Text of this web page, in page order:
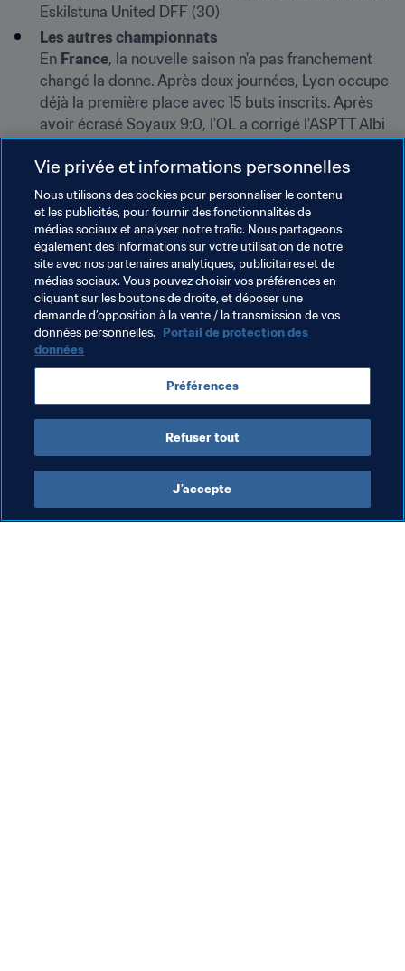
Eskilstuna United DFF (30)
Les autres championnats
En France, la nouvelle saison n'a pas franchement
changé la donne. Après deux journées, Lyon occupe
déjà la première place avec 15 buts inscrits. Après
avoir écrasé Soyaux 9:0, l'OL a corrigé l'ASPTT Albi
Fortuna Hjørring sont les seules équipes encore
invaincues. Leur duel est sommet s'est soldé par un
résultat nul (2:2). En Espagne, le FC Barcelone
(vainqueur 2:0 de la Real Sociedad) et Valence CFF
(qui a dominé la Fundacion Albacete 4:0) caracolent
en tête avec neuf points chacun.
Thèmes en lien
Denmark England France Germany
Spain Sweden USA UEFA Concacaf
Vie privée et informations personnelles
Nous utilisons des cookies pour personnaliser le contenu
et les publicités, pour fournir des fonctionnalités de
médias sociaux et analyser notre trafic. Nous partageons
également des informations sur votre utilisation de notre
site avec nos partenaires analytiques, publicitaires et de
médias sociaux. Vous pouvez choisir vos préférences en
cliquant sur les boutons de droite, et déposer une
demande d’opposition à la vente / la transmission de vos
données personnelles. Portail de protection des
données
Préférences
Refuser tout
J’accepte